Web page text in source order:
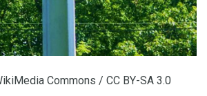
Commons / CC BY-SA 3.0